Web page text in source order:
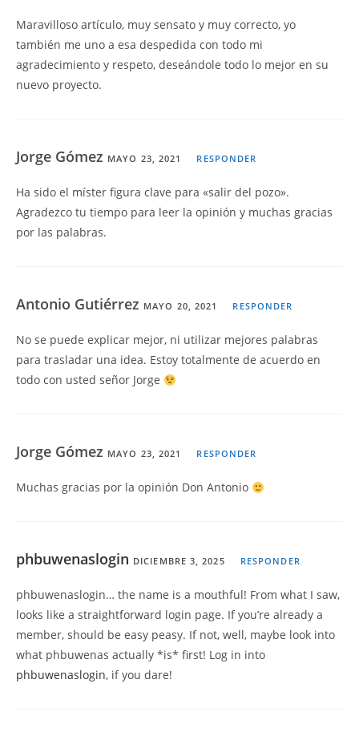
Maravilloso artículo, muy sensato y muy correcto, yo
también me uno a esa despedida con todo mi
agradecimiento y respeto, deseándole todo lo mejor en su
nuevo proyecto.
Jorge Gómez MAYO 23, 2021 RESPONDER
Ha sido el míster figura clave para «salir del pozo».
Agradezco tu tiempo para leer la opinión y muchas gracias
por las palabras.
Antonio Gutiérrez MAYO 20, 2021 RESPONDER
No se puede explicar mejor, ni utilizar mejores palabras
para trasladar una idea. Estoy totalmente de acuerdo en
todo con usted señor Jorge
Jorge Gómez MAYO 23, 2021 RESPONDER
Muchas gracias por la opinión Don Antonio
phbuwenaslogin DICIEMBRE 3, 2025 RESPONDER
phbuwenaslogin… the name is a mouthful! From what I saw,
looks like a straightforward login page. If you’re already a
member, should be easy peasy. If not, well, maybe look into
what phbuwenas actually *is* first! Log in into
phbuwenaslogin, if you dare!